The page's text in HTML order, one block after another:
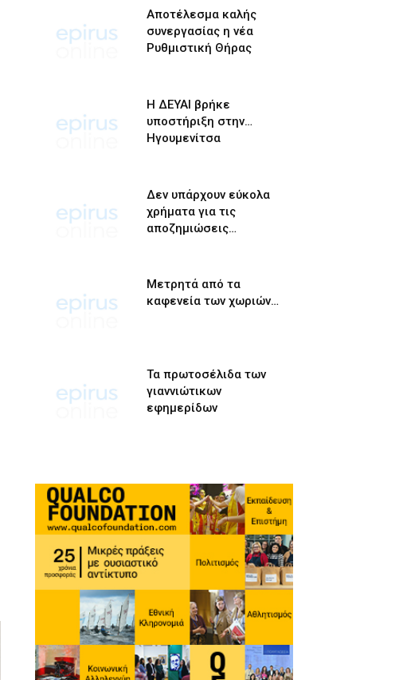
Αποτέλεσμα καλής
συνεργασίας η νέα
Ρυθμιστική Θήρας
Η ΔΕΥΑΙ βρήκε
υποστήριξη στην…
Ηγουμενίτσα
Δεν υπάρχουν εύκολα
χρήματα για τις
αποζημιώσεις…
Μετρητά από τα
καφενεία των χωριών…
Τα πρωτοσέλιδα των
γιαννιώτικων
εφημερίδων